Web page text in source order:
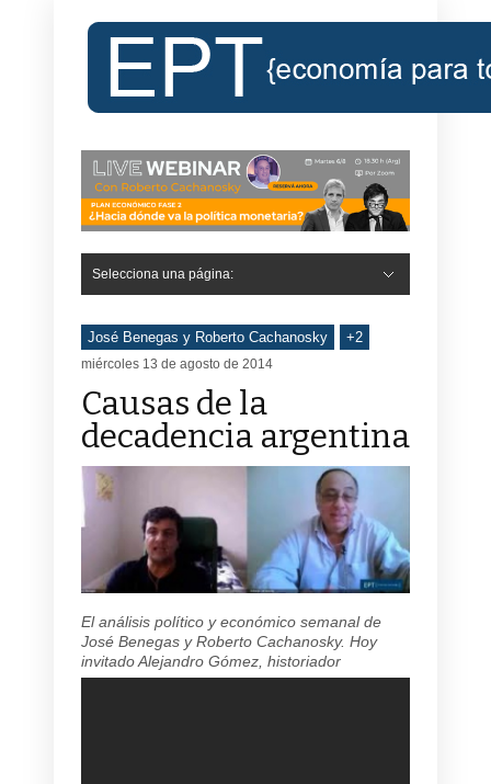
Selecciona una página:
José Benegas y Roberto Cachanosky +2
miércoles 13 de agosto de 2014
Causas de la
decadencia argentina
El análisis político y económico semanal de
José Benegas y Roberto Cachanosky. Hoy
invitado Alejandro Gómez, historiador